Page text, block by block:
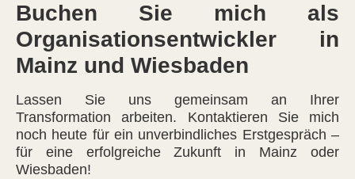
Buchen Sie mich als
Organisationsentwickler in
Mainz und Wiesbaden
Lassen Sie uns gemeinsam an Ihrer
Transformation arbeiten. Kontaktieren Sie mich
noch heute für ein unverbindliches Erstgespräch –
für eine erfolgreiche Zukunft in Mainz oder
Wiesbaden!